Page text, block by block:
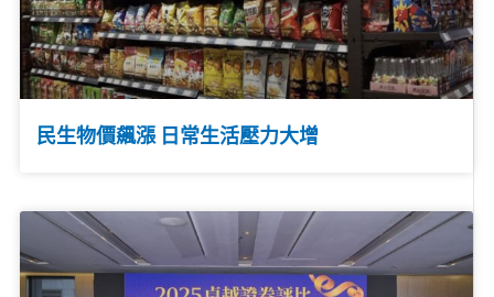
民生物價飆漲 日常生活壓力大增